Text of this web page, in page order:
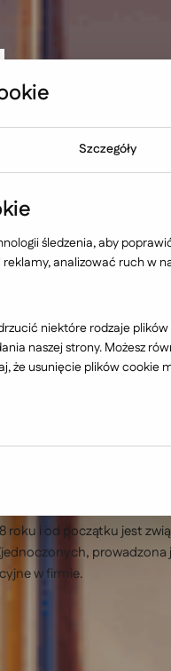
roku i od początku jest
w firmie.
Szczegóły
śledzenia, aby
analizować ruch w
niektóre rodzaje
naszej strony. Możesz
że usunięcie plików cookie